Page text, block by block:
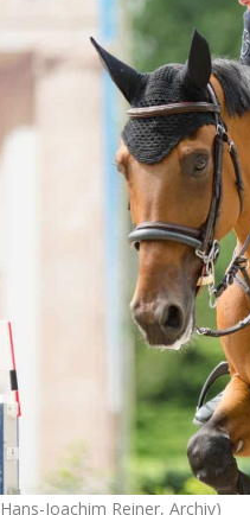
Joachim Reiner, Archiv)